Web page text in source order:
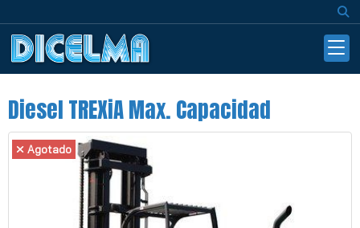
Diesel TREXiA Max. Capacidad
Agotado